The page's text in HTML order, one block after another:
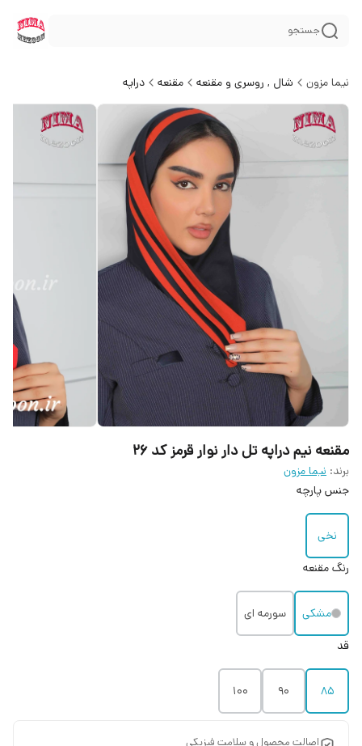
جستجو
نیما مزون شال , روسری و مقنعه مقنعه دراپه
مقنعه نیم دراپه تل دار نوار قرمز کد 26
برند: نیما مزون
جنس پارچه
نخی
رنگ مقنعه
مشکی
سورمه ای
قد
۸۵ ۹۰ ۱۰۰
اصالت محصول و سلامت فیزیکی